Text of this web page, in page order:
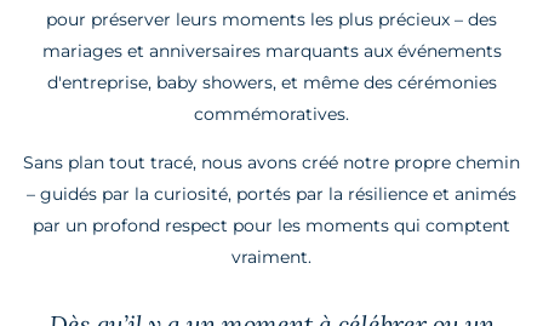
pour préserver leurs moments les plus précieux – des
mariages et anniversaires marquants aux événements
d'entreprise, baby showers, et même des cérémonies
commémoratives.
Sans plan tout tracé, nous avons créé notre propre chemin
– guidés par la curiosité, portés par la résilience et animés
par un profond respect pour les moments qui comptent
vraiment.